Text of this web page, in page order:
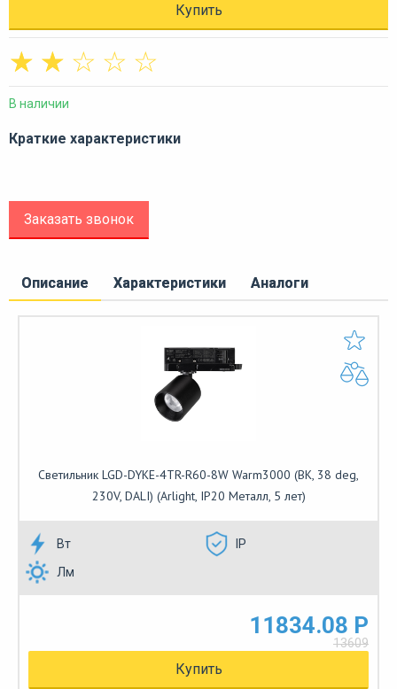
Купить
☆
☆
☆
☆
☆
В наличии
Краткие характеристики
Заказать звонок
Описание Характеристики Аналоги
Светильник LGD-DYKE-4TR-R60-8W Warm3000 (BK, 38 deg,
230V, DALI) (Arlight, IP20 Металл, 5 лет)
Вт
IP
Лм
11834.08 Р
13609
Купить